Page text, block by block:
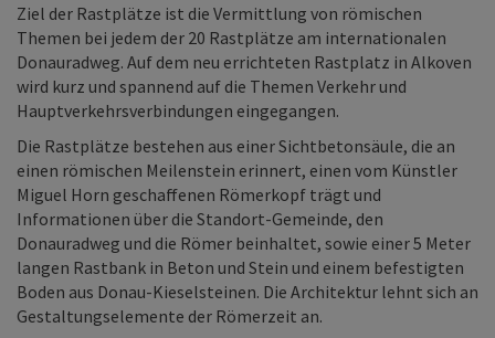
Ziel der Rastplätze ist die Vermittlung von römischen
Themen bei jedem der 20 Rastplätze am internationalen
Donauradweg. Auf dem neu errichteten Rastplatz in Alkoven
wird kurz und spannend auf die Themen Verkehr und
Hauptverkehrsverbindungen eingegangen.
Die Rastplätze bestehen aus einer Sichtbetonsäule, die an
einen römischen Meilenstein erinnert, einen vom Künstler
Miguel Horn geschaffenen Römerkopf trägt und
Informationen über die Standort-Gemeinde, den
Donauradweg und die Römer beinhaltet, sowie einer 5 Meter
langen Rastbank in Beton und Stein und einem befestigten
Boden aus Donau-Kieselsteinen. Die Architektur lehnt sich an
Gestaltungselemente der Römerzeit an.